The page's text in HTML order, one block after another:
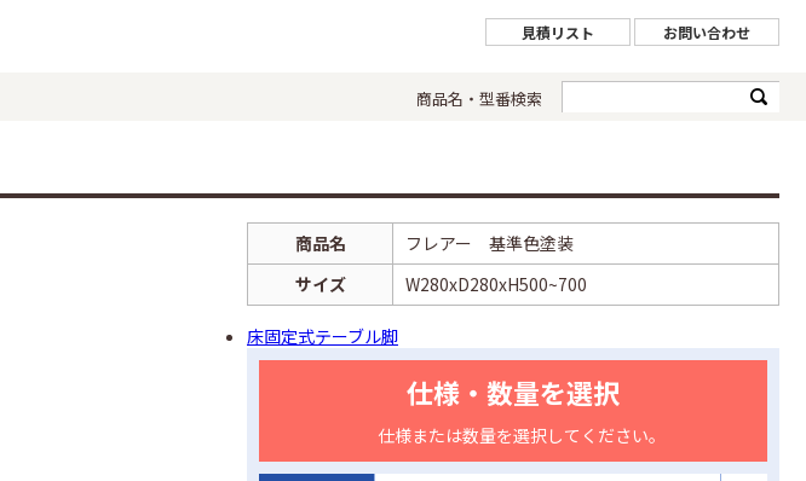
見積リスト お問い合わせ
商品名・型番検索
商品名
フレアー 基準色塗装
サイズ
W280xD280xH500~700
床固定式テーブル脚
仕様・数量を選択
仕様または数量を選択してください。